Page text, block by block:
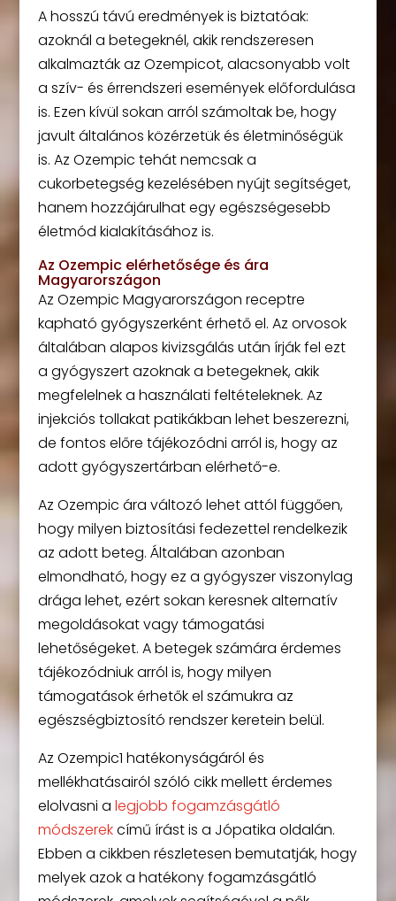
A hosszú távú eredmények is biztatóak:
azoknál a betegeknél, akik rendszeresen
alkalmazták az Ozempicot, alacsonyabb volt
a szív- és érrendszeri események előfordulása
is. Ezen kívül sokan arról számoltak be, hogy
javult általános közérzetük és életminőségük
is. Az Ozempic tehát nemcsak a
cukorbetegség kezelésében nyújt segítséget,
hanem hozzájárulhat egy egészségesebb
életmód kialakításához is.
Az Ozempic elérhetősége és ára
Magyarországon
Az Ozempic Magyarországon receptre
kapható gyógyszerként érhető el. Az orvosok
általában alapos kivizsgálás után írják fel ezt
a gyógyszert azoknak a betegeknek, akik
megfelelnek a használati feltételeknek. Az
injekciós tollakat patikákban lehet beszerezni,
de fontos előre tájékozódni arról is, hogy az
adott gyógyszertárban elérhető-e.
Az Ozempic ára változó lehet attól függően,
hogy milyen biztosítási fedezettel rendelkezik
az adott beteg. Általában azonban
elmondható, hogy ez a gyógyszer viszonylag
drága lehet, ezért sokan keresnek alternatív
megoldásokat vagy támogatási
lehetőségeket. A betegek számára érdemes
tájékozódniuk arról is, hogy milyen
támogatások érhetők el számukra az
egészségbiztosító rendszer keretein belül.
Az Ozempic1 hatékonyságáról és
mellékhatásairól szóló cikk mellett érdemes
elolvasni a legjobb fogamzásgátló
módszerekcímű írást is a Jópatika oldalán.
Ebben a cikkben részletesen bemutatják, hogy
melyek azok a hatékony fogamzásgátló